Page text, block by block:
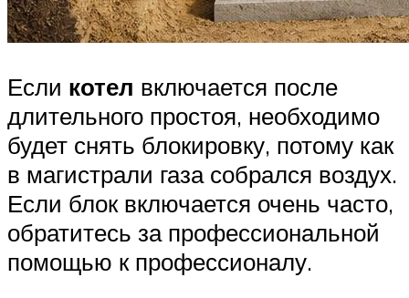
Если котел включается после
длительного простоя, необходимо
будет снять блокировку, потому как
в магистрали газа собрался воздух.
Если блок включается очень часто,
обратитесь за профессиональной
помощью к профессионалу.